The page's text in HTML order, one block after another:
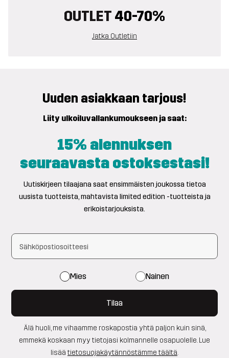
OUTLET 40-70%
Jatka Outletiin
Uuden asiakkaan tarjous!
Liity ulkoiluvallankumoukseen ja saat:
15% alennuksen
seuraavasta ostoksestasi!
Uutiskirjeen tilaajana saat ensimmäisten joukossa tietoa
uusista tuotteista, mahtavista limited edition -tuotteista ja
erikoistarjouksista.
Mies Nainen
Tilaa
Älä huoli, me vihaamme roskapostia yhtä paljon kuin sinä,
emmekä koskaan myy tietojasi kolmannelle osapuolelle. Lue
lisää tietosuojakäytännöstämme täältä.